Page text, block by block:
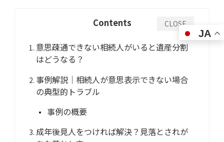
Contents CLOSE
意思疎通できない相続人がいると遺産分割
はどうなる？
事例解説｜相続人が意思表示できない場合
の典型的トラブル
事例の概要
成年後見人をつければ解決？見落とされが
JA